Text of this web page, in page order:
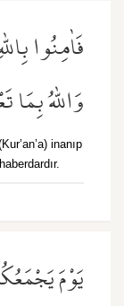
فَاٰمِنُوا
وَاللّٰهُ
inanıp
يَوْمَ